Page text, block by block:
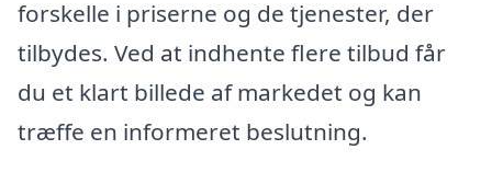
forskelle i priserne og de tjenester, der
tilbydes. Ved at indhente flere tilbud får
du et klart billede af markedet og kan
træffe en informeret beslutning.